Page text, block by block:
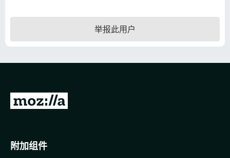
加
组
举报此用户
转
o
附加组件